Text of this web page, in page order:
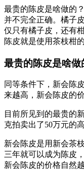
最贵的陈皮是啥做的
并不完全正确。橘子
仅只有橘子皮，还有
陈皮就是使用茶枝柑
最贵的陈皮是啥做
同等条件下，新会陈
来越高，新会陈皮的
目前所见到的最贵的
克拍卖出了50万元的高
新会陈皮是用新会茶
三年就可以成为陈皮
新会陈皮的价格自然